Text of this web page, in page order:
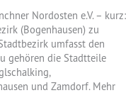
Nordosten e.V. – kurz:
(Bogenhausen) zu
umfasst den
gehören die Stadtteile
und Zamdorf. Mehr